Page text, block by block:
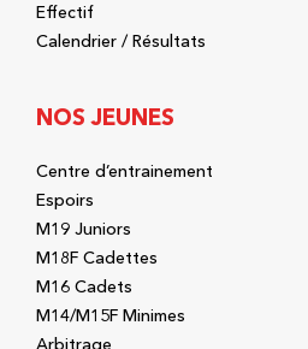
Effectif
Calendrier / Résultats
NOS JEUNES
Centre d’entrainement
Espoirs
M19 Juniors
M18F Cadettes
M16 Cadets
M14/M15F Minimes
Arbitrage